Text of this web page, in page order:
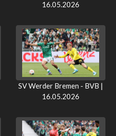
16.05.2026
SV Werder Bremen - BVB |
16.05.2026